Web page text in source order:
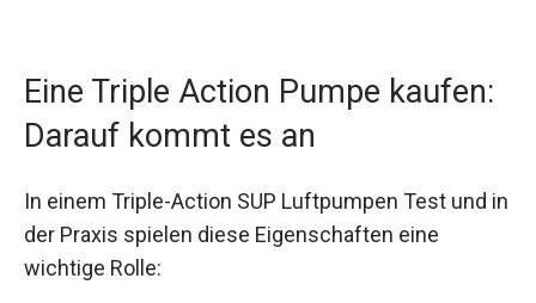
Eine Triple Action Pumpe kaufen:
Darauf kommt es an
In einem Triple-Action SUP Luftpumpen Test und in
der Praxis spielen diese Eigenschaften eine
wichtige Rolle: